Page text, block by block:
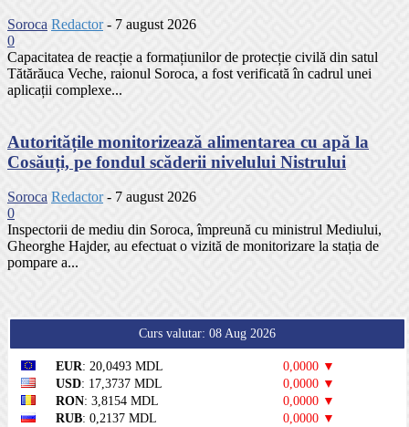
Soroca Redactor - 7 august 2026
0
Capacitatea de reacție a formațiunilor de protecție civilă din satul
Tătărăuca Veche, raionul Soroca, a fost verificată în cadrul unei
aplicații complexe...
Autoritățile monitorizează alimentarea cu apă la
Cosăuți, pe fondul scăderii nivelului Nistrului
Soroca Redactor - 7 august 2026
0
Inspectorii de mediu din Soroca, împreună cu ministrul Mediului,
Gheorghe Hajder, au efectuat o vizită de monitorizare la stația de
pompare a...
Curs valutar: 08 Aug 2026
EUR: 20,0493 MDL
0,0000 ▼
USD: 17,3737 MDL
0,0000 ▼
RON: 3,8154 MDL
0,0000 ▼
RUB: 0,2137 MDL
0,0000 ▼